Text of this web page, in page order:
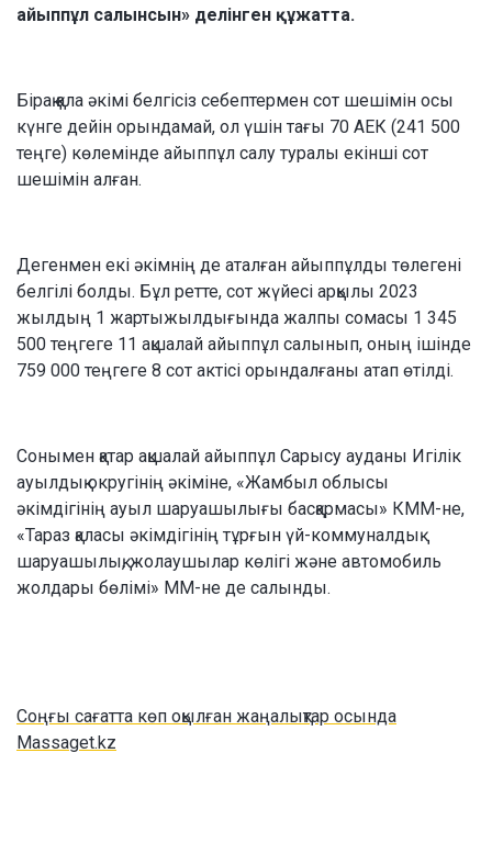
айыппұл салынсын» делінген құжатта.
Бірақ қала әкімі белгісіз себептермен сот шешімін осы
күнге дейін орындамай, ол үшін тағы 70 АЕК (241 500
теңге) көлемінде айыппұл салу туралы екінші сот
шешімін алған.
Дегенмен екі әкімнің де аталған айыппұлды төлегені
белгілі болды. Бұл ретте, сот жүйесі арқылы 2023
жылдың 1 жартыжылдығында жалпы сомасы 1 345
500 теңгеге 11 ақшалай айыппұл салынып, оның ішінде
759 000 теңгеге 8 сот актісі орындалғаны атап өтілді.
Сонымен қатар ақшалай айыппұл Сарысу ауданы Игілік
ауылдық округінің әкіміне, «Жамбыл облысы
әкімдігінің ауыл шаруашылығы басқармасы» КММ-не,
«Тараз қаласы әкімдігінің тұрғын үй-коммуналдық
шаруашылық, жолаушылар көлігі және автомобиль
жолдары бөлімі» ММ-не де салынды.
Соңғы сағатта көп оқылған жаңалықтар осында
Massaget.kz